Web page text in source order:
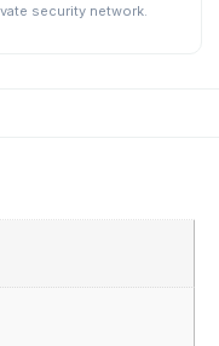
security network.